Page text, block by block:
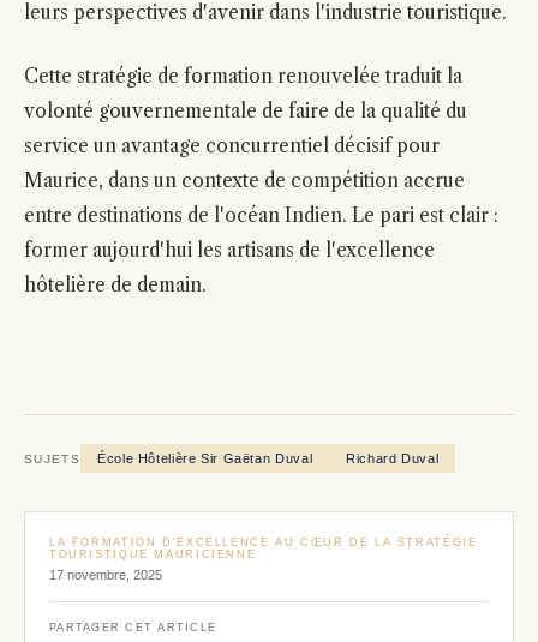
leurs perspectives d'avenir dans l'industrie touristique.
Cette stratégie de formation renouvelée traduit la
volonté gouvernementale de faire de la qualité du
service un avantage concurrentiel décisif pour
Maurice, dans un contexte de compétition accrue
entre destinations de l'océan Indien. Le pari est clair :
former aujourd'hui les artisans de l'excellence
hôtelière de demain.
SUJETS École Hôtelière Sir Gaëtan Duval Richard Duval
LA FORMATION D'EXCELLENCE AU CŒUR DE LA STRATÉGIE
TOURISTIQUE MAURICIENNE
17 novembre, 2025
PARTAGER CET ARTICLE